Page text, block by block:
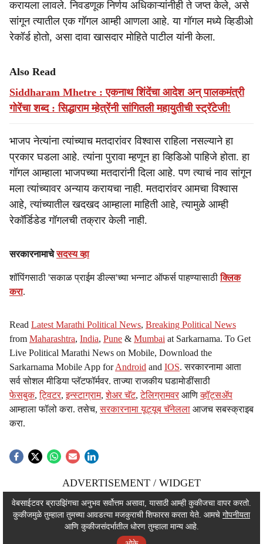
करायला लावले. निवडणूक निर्णय अधिकाऱ्यांनीही ते जप्त केले, असे
सांगून त्यातील एक गॉगल आम्ही आणला आहे. या गॉगल मध्ये व्हिडीओ
रेकॉर्ड होतो, असा दावा खासदार मोहिते पाटील यांनी केला.
Also Read
Siddharam Mhetre : एकनाथ शिंदेंचा आदेश अन्‌ पालकमंत्री
गोरेंचा शब्द : सिद्धाराम म्हेत्रेंनी सांगितली महायुतीची स्ट्रॅटेजी!
भाजप नेत्यांना त्यांच्याच मतदारांवर विश्वास राहिला नसल्याने हा
प्रकार घडला आहे. त्यांना पुरावा म्हणून हा व्हिडिओ पाहिजे होता. हा
गॉगल आम्हाला भाजपच्या मतदारांनी दिला आहे. पण त्याचं नाव सांगून
मला त्यांच्यावर अन्याय करायचा नाही. मतदारांवर आमचा विश्वास
आहे, त्यांच्यातील खदखद आम्हाला माहिती आहे, त्यामुळे आम्ही
रेकॉर्डिडेड गॉगलची तक्रार केली नाही.
सरकारनामाचेसदस्य व्हा
शॉपिंगसाठी 'सकाळ प्राईम डील्स'च्या भन्नाट ऑफर्स पाहण्यासाठीक्लिक
करा.
Read Latest Marathi Political News, Breaking Political News
from Maharashtra, India, Pune & Mumbai at Sarkarnama. To Get
Live Political Marathi News on Mobile, Download the
Sarkarnama Mobile App forAndroid and IOS. सरकारनामा आता
सर्व सोशल मीडिया प्लॅटफॉर्मवर. ताज्या राजकीय घडामोडींसाठी
फेसबुक,ट्विटर,इन्स्टाग्राम,शेअर चॅट,टेलिग्रामवर आणिव्हॉट्सॲप
आम्हाला फॉलो करा. तसेच,सरकारनामा यूट्यूब चॅनेलला आजच सबस्क्राइब
करा.
ADVERTISEMENT / WIDGET
ADVERTISEMENT / WIDGET
ADVERTISEMENT / WIDGET
वेबसाईटवर ब्राउझिंगचा अनुभव सर्वोत्तम असावा, यासाठी आम्ही कुकीजचा वापर करतो.
कुकीजमुळे तुम्हाला तुमच्या आवडत्या मजकुराची शिफारस करता येते. आमचे गोपनीयता
आणि कुकीजसंदर्भातील धोरण तुम्हाला मान्य आहे.